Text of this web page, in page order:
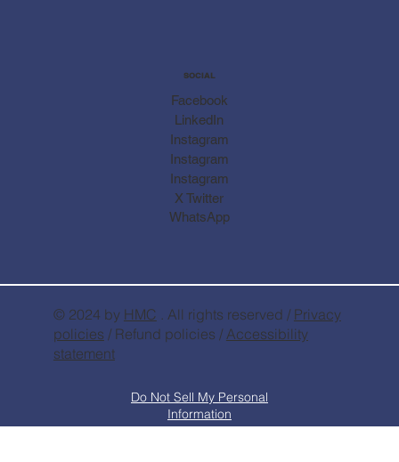
SOCIAL
Facebook
Instagram
LinkedIn
Instagram
Instagram
X Twitter
WhatsApp
Do Not Sell My Personal
Information
© 2024 by HMC . All rights reserved / Privacy
policies / Refund policies / Accessibility
statement